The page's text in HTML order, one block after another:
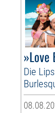
»Love
Die